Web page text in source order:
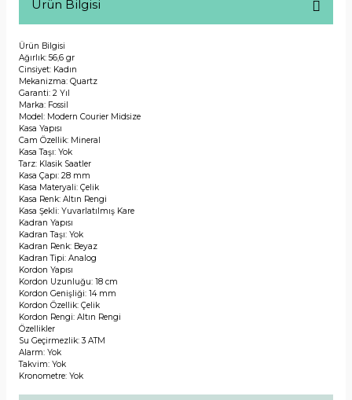
Ürün Bilgisi
Ürün Bilgisi
Ağırlık: 56,6 gr
Cinsiyet: Kadın
Mekanizma: Quartz
Garanti: 2 Yıl
Marka: Fossil
Model: Modern Courier Midsize
Kasa Yapısı
Cam Özellik: Mineral
Kasa Taşı: Yok
Tarz: Klasik Saatler
Kasa Çapı: 28 mm
Kasa Materyali: Çelik
Kasa Renk: Altın Rengi
Kasa Şekli: Yuvarlatılmış Kare
Kadran Yapısı
Kadran Taşı: Yok
Kadran Renk: Beyaz
Kadran Tipi: Analog
Kordon Yapısı
Kordon Uzunluğu: 18 cm
Kordon Genişliği: 14 mm
Kordon Özellik: Çelik
Kordon Rengi: Altın Rengi
Özellikler
Su Geçirmezlik: 3 ATM
Alarm: Yok
Takvim: Yok
Kronometre: Yok